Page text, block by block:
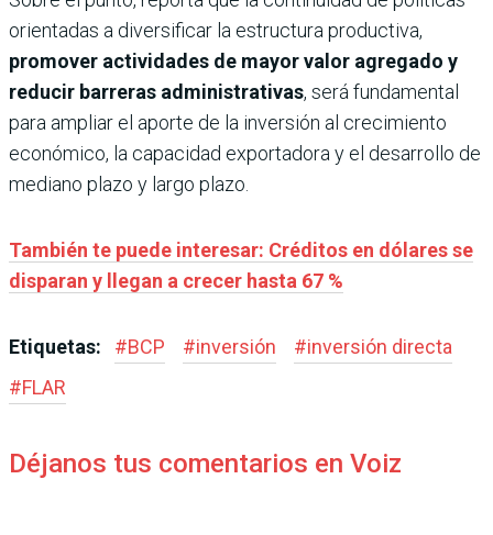
orientadas a diversificar la estructura productiva,
promover actividades de mayor valor agregado y
reducir barreras administrativas, será fundamental
para ampliar el aporte de la inversión al crecimiento
económico, la capacidad exportadora y el desarrollo de
mediano plazo y largo plazo.
También te puede interesar: Créditos en dólares se
disparan y llegan a crecer hasta 67 %
Etiquetas: #BCP #inversión #inversión directa
#FLAR
Déjanos tus comentarios en Voiz